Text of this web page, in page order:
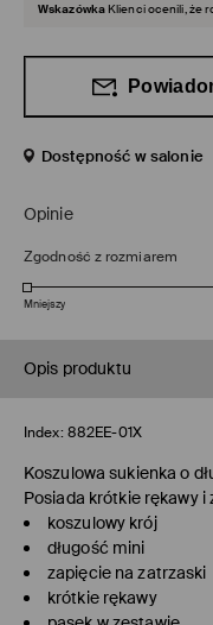
Wskazówka Klienci ocenili, że
Dostępność w salonie
Opinie
Zgodność z rozmiarem
Mniejszy
Opis produktu
Index: 882EE-01X
Koszulowa sukienka o
Posiada krótkie rękawy
koszulowy krój
długość mini
zapięcie na zatrzaski
krótkie rękawy